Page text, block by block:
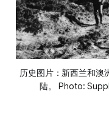
历史图片：新西兰和澳
陆。 Photo: